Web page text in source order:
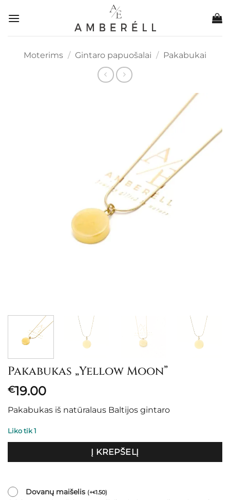
Moterims / Gintaro papuošalai / Pakabukai
Pakabukas „Yellow Moon”
€19.00
Pakabukas iš natūralaus Baltijos gintaro
Liko tik 1
Į KREPŠELĮ
Dovanų maišelis (+€1.50)